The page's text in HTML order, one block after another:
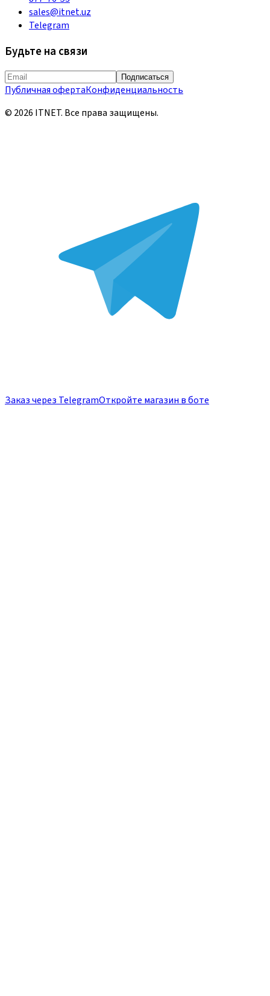
sales@itnet.uz
Telegram
Будьте на связи
Подписаться
Публичная офертаКонфиденциальность
© 2026 ITNET. Все права защищены.
Заказ через TelegramОткройте магазин в боте